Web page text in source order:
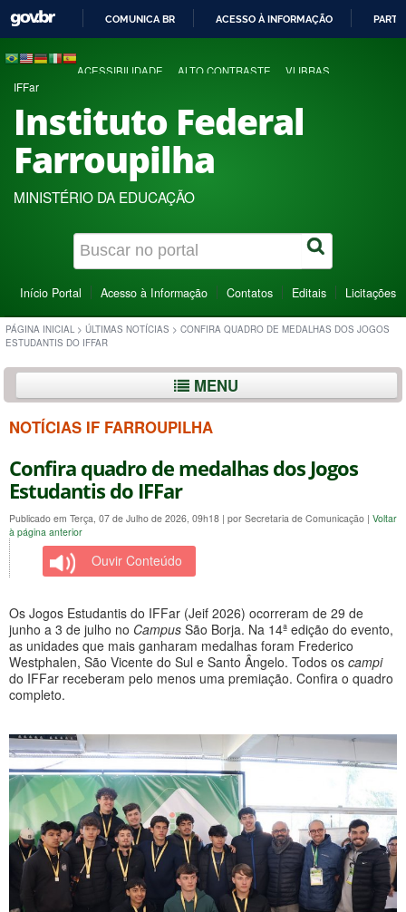
COMUNICA BR ACESSO À INFORMAÇÃO
ACESSIBILIDADE ALTO CONTRASTE VLIBRAS
IFFar
Instituto Federal
Farroupilha
MINISTÉRIO DA EDUCAÇÃO
Início Portal Acesso à Informação Contatos Editais Licitações
PÁGINA INICIAL > ÚLTIMAS NOTÍCIAS > CONFIRA QUADRO DE MEDALHAS DOS JOGOS
ESTUDANTIS DO IFFAR
MENU
NOTÍCIAS IF FARROUPILHA
Confira quadro de medalhas dos Jogos
Estudantis do IFFar
Publicado em Terça, 07 de Julho de 2026, 09h18 | por Secretaria de Comunicação | Voltar
à página anterior
Ouvir Conteúdo
Os Jogos Estudantis do IFFar (Jeif 2026) ocorreram de 29 de
junho a 3 de julho no Campus São Borja. Na 14ª edição do evento,
as unidades que mais ganharam medalhas foram Frederico
Westphalen, São Vicente do Sul e Santo Ângelo. Todos os campi
do IFFar receberam pelo menos uma premiação. Confira o quadro
completo.